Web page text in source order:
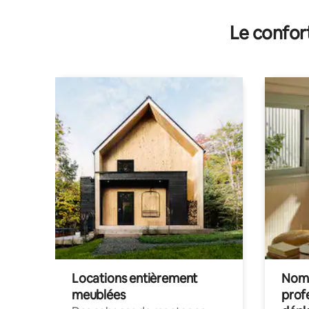
Le
Locations entièrement
meublées